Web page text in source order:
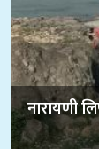
नारायणी